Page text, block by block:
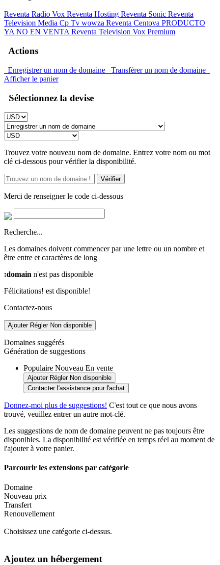
Reventa Radio Vox Reventa Hosting Reventa Sonic Reventa
Television Media Cp Tv wowza Reventa Centova PRODUCTO
YA NO EN VENTA Reventa Television Vox Premium
Actions
Enregistrer un nom de domaine
Transférer un nom de domaine
Afficher le panier
Sélectionnez la devise
Trouvez votre nouveau nom de domaine. Entrez votre nom ou mot
clé ci-dessous pour vérifier la disponibilité.
Vérifier
Merci de renseigner le code ci-dessous
Recherche...
Les domaines doivent commencer par une lettre ou un nombre et
être entre et caractères de long
:domain n'est pas disponible
Félicitations! est disponible!
Contactez-nous
Ajouter Régler Non disponible
Domaines suggérés
Génération de suggestions
Populaire Nouveau En vente
Ajouter Régler Non disponible
Contacter l'assistance pour l'achat
Donnez-moi plus de suggestions! C'est tout ce que nous avons
trouvé, veuillez entrer un autre mot-clé.
Les suggestions de nom de domaine peuvent ne pas toujours être
disponibles. La disponibilité est vérifiée en temps réel au moment de
l'ajouter à votre panier.
Parcourir les extensions par catégorie
Domaine
Nouveau prix
Transfert
Renouvellement
Choisissez une catégorie ci-dessus.
Ajoutez un hébergement